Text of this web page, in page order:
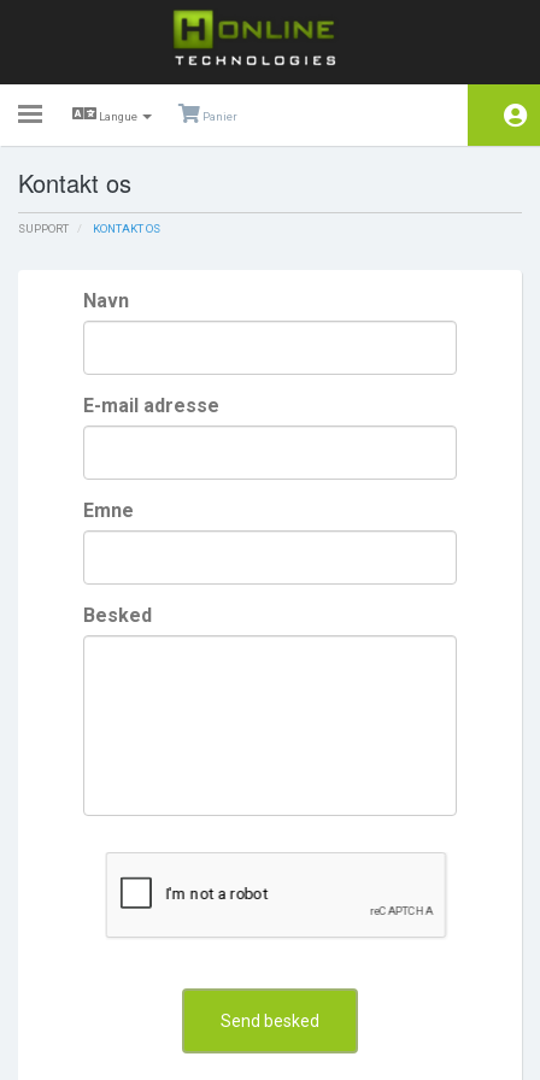
Toggle
Langue Panier
Kundeside
Store
Vidensdatabase
Netværksstatus
Partnere
Kontakt os
SUPPORT KONTAKT OS
Navn
E-mail adresse
Emne
Besked
Send besked